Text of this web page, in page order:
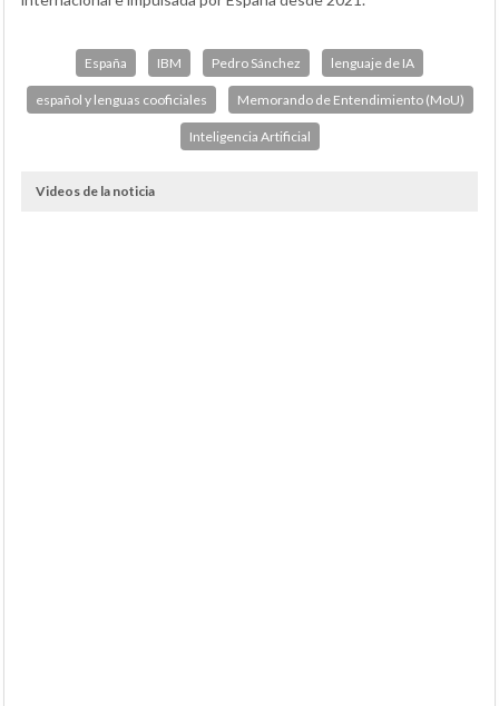
España IBM Pedro Sánchez lenguaje de IA
español y lenguas cooficiales Memorando de Entendimiento (MoU)
Inteligencia Artificial
Videos de la noticia